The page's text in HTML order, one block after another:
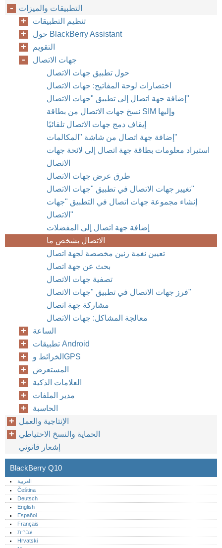
التطبيقات والميزات
تنظيم التطبيقات
حول BlackBerry Assistant
التقويم
جهات الاتصال
حول تطبيق جهات الاتصال
اختصارات لوحة المفاتيح: جهات الاتصال
إضافة جهة اتصال إلى تطبيق "جهات الاتصال"
نسخ جهات الاتصال من بطاقة SIM وإليها
إيقاف دمج جهات الاتصال تلقائيًا
إضافة جهة اتصال من شاشة "المكالمات"
استيراد معلومات بطاقة جهة اتصال إلى لائحة جهات
الاتصال
طرق عرض جهات الاتصال
تغيير جهات الاتصال في تطبيق "جهات الاتصال"
إنشاء مجموعة جهات اتصال في التطبيق "جهات
الاتصال"
إضافة جهة اتصال إلى المفضلات
الاتصال بشخص ما
تعيين نغمة رنين مخصصة لجهة اتصال
بحث عن جهة اتصال
تصفية جهات الاتصال
فرز جهات الاتصال في تطبيق "جهات الاتصال"
مشاركة جهة اتصال
معالجة المشاكل: جهات الاتصال
الساعة
تطبيقات Android
الخرائط وGPS
المستعرض
العلامات الذكية
مدير الملفات
الحاسبة
الإنتاجية والعمل
الحماية والنسخ الاحتياطي
إشعار قانوني
BlackBerry Q10
العربية
Čeština
Deutsch
English
Español
Français
עברית
Hrvatski